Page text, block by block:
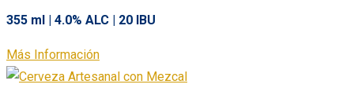
355 ml | 4.0% ALC | 20 IBU
Más Información